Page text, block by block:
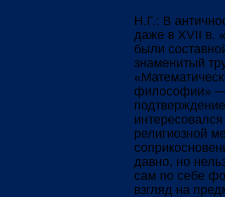
Н.Г.: В
даже в XVII в.
были
знаменитый
философии» —
религиозной
давно, но
сам по себе
взгляд на